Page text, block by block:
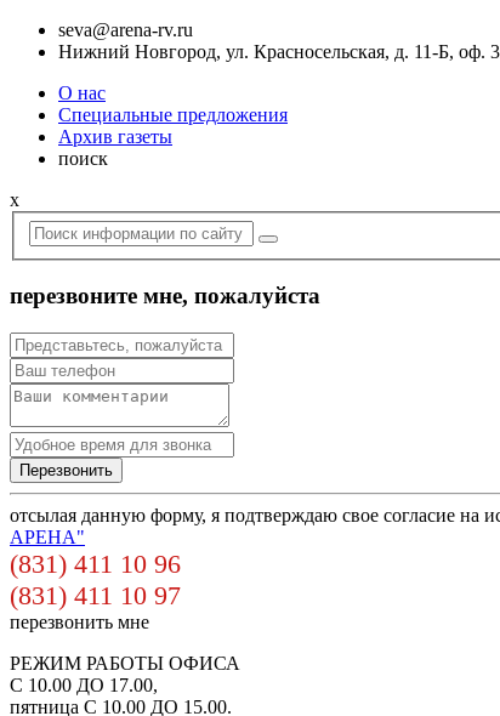
seva@arena-rv.ru
Нижний Новгород, ул. Красносельская, д. 11-Б, оф.
О нас
Специальные предложения
Архив газеты
поиск
x
перезвоните мне, пожалуйста
отсылая данную форму, я подтверждаю свое согласие на
АРЕНА"
(831) 411 10 96
(831) 411 10 97
перезвонить мне
РЕЖИМ РАБОТЫ ОФИСА
С 10.00 ДО 17.00,
пятница С 10.00 ДО 15.00.